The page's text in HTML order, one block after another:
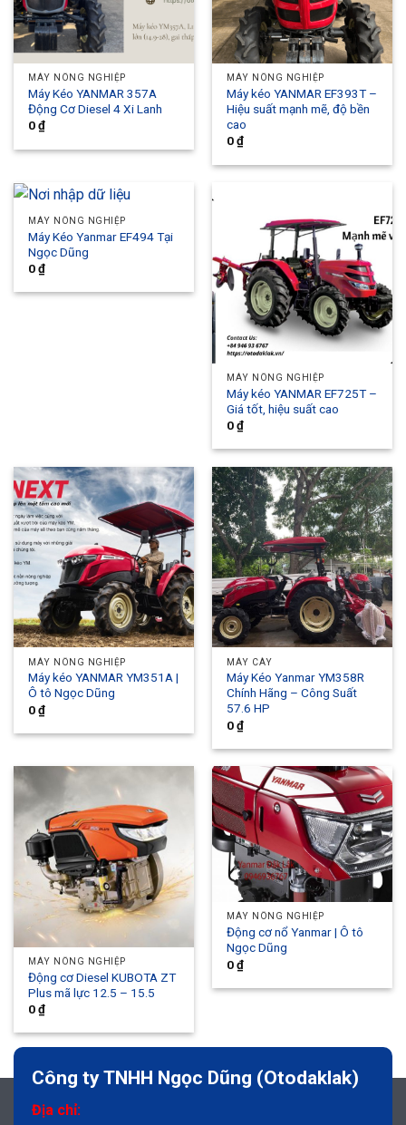
MÁY NÔNG NGHIỆP
Máy Kéo YANMAR 357A
Động Cơ Diesel 4 Xi Lanh
0₫
MÁY NÔNG NGHIỆP
Máy kéo YANMAR EF393T –
Hiệu suất mạnh mẽ, độ bền
cao
0₫
MÁY NÔNG NGHIỆP
Máy Kéo Yanmar EF494 Tại
Ngọc Dũng
0₫
MÁY NÔNG NGHIỆP
Máy kéo YANMAR EF725T –
Giá tốt, hiệu suất cao
0₫
MÁY NÔNG NGHIỆP
Máy kéo YANMAR YM351A |
Ô tô Ngọc Dũng
0₫
MÁY CÀY
Máy Kéo Yanmar YM358R
Chính Hãng – Công Suất
57.6 HP
0₫
MÁY NÔNG NGHIỆP
Động cơ Diesel KUBOTA ZT
Plus mã lực 12.5 – 15.5
0₫
MÁY NÔNG NGHIỆP
Động cơ nổ Yanmar | Ô tô
Ngọc Dũng
0₫
Công ty TNHH Ngọc Dũng (Otodaklak)
Địa chỉ: